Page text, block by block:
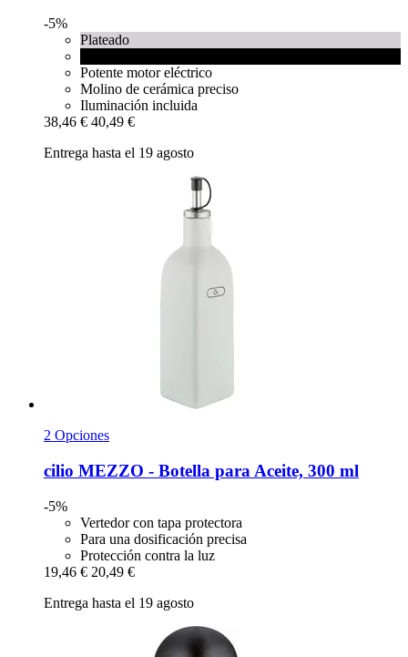
-5%
Plateado
Potente motor eléctrico
Molino de cerámica preciso
Iluminación incluida
38,46 € 40,49 €
Entrega hasta el 19 agosto
2 Opciones
cilio MEZZO -​ Botella para Aceite, 300 ml
-5%
Vertedor con tapa protectora
Para una dosificación precisa
Protección contra la luz
19,46 € 20,49 €
Entrega hasta el 19 agosto